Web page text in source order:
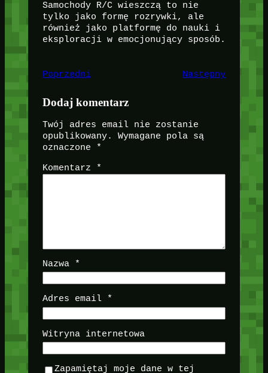
Samochody R/C wieszczą to nie
tylko jako formę rozrywki, ale
również jako platformę do nauki i
eksploracji w emocjonujący sposób.
Poprzedni Następny
Dodaj komentarz
Twój adres email nie zostanie
opublikowany.
Wymagane pola są
oznaczone
*
Komentarz *
Nazwa *
Adres email *
Witryna internetowa
Zapamiętaj moje dane w tej